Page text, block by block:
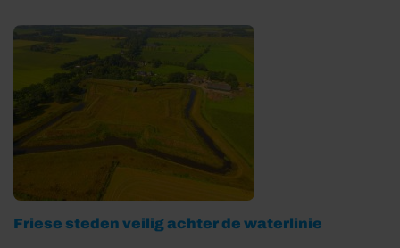
Friese steden veilig achter de waterlinie